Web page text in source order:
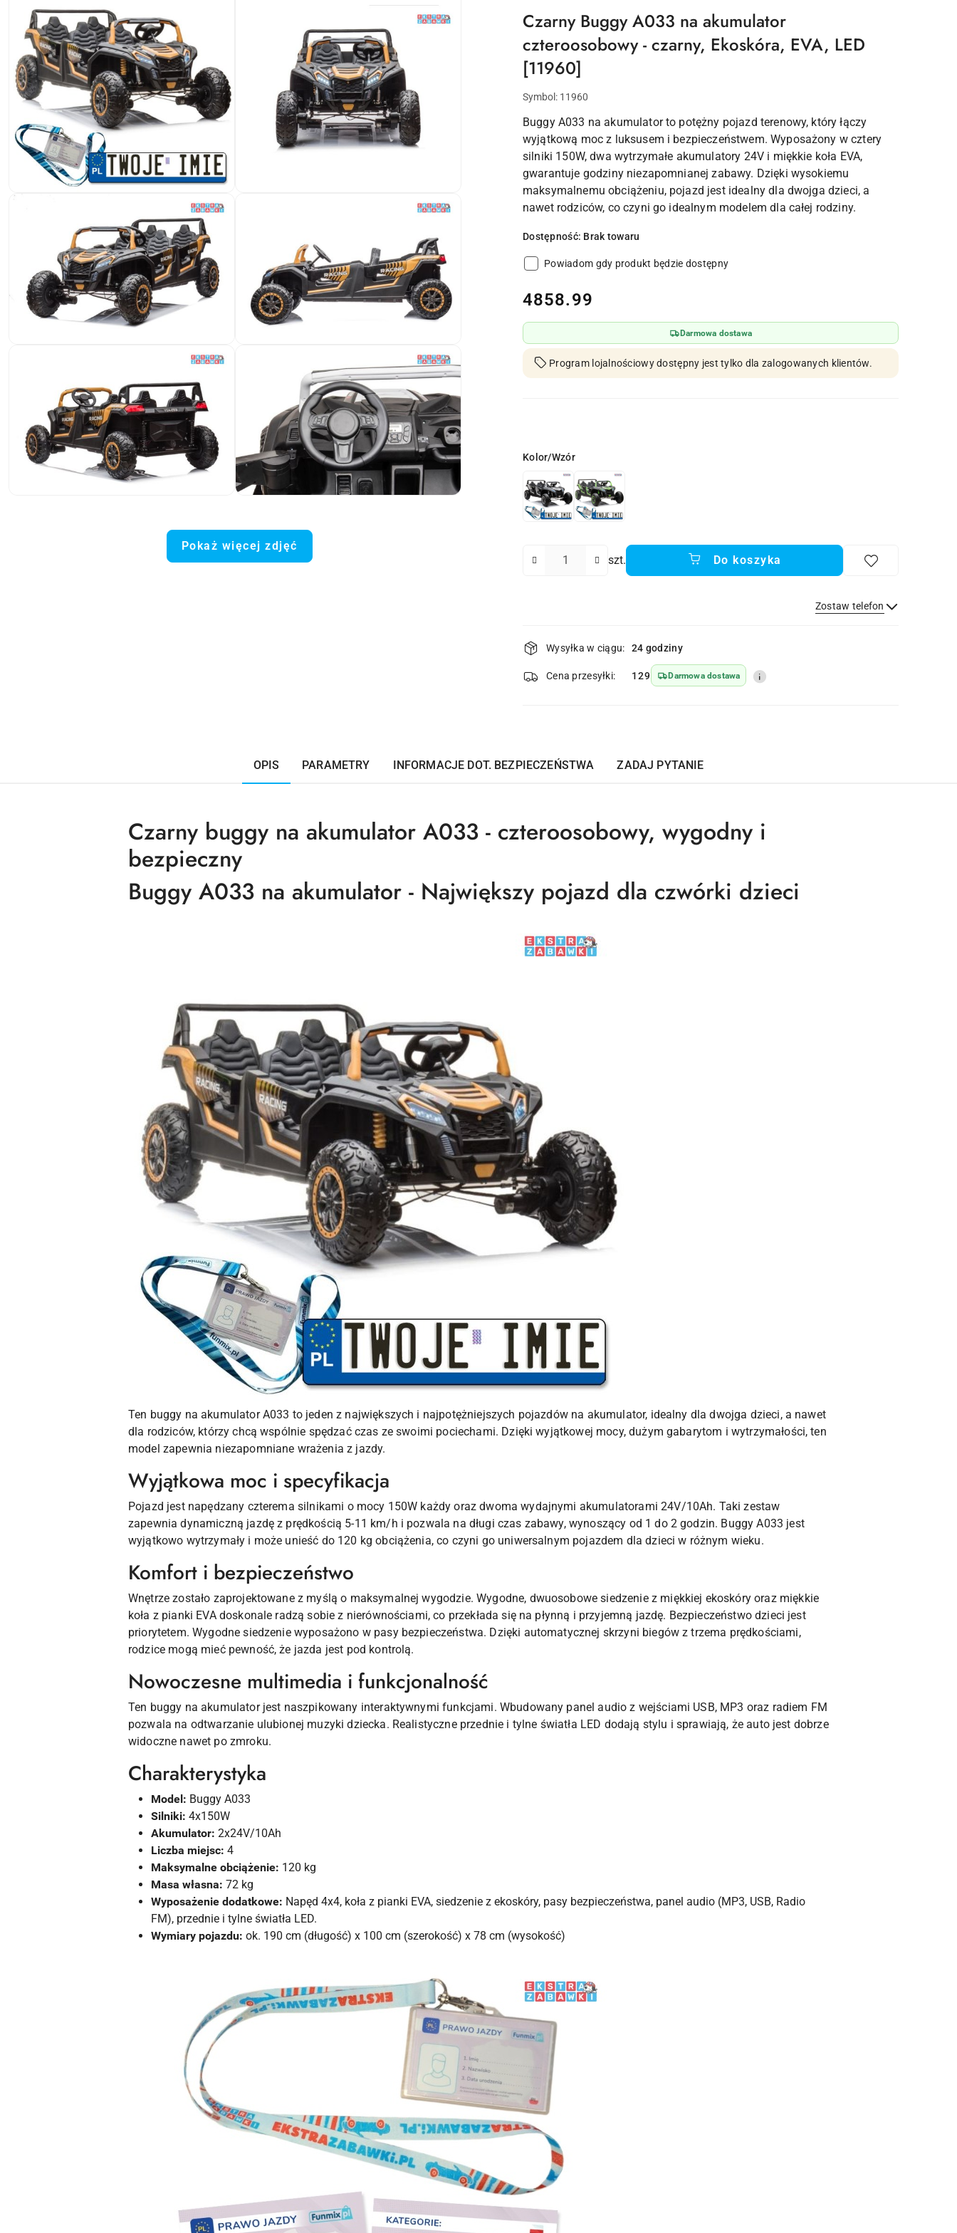
Pokaż więcej zdjęć
Czarny Buggy A033 na akumulator
czteroosobowy - czarny, Ekoskóra, EVA, LED
[11960]
Symbol: 11960
Buggy A033 na akumulator to potężny pojazd terenowy, który łączy
wyjątkową moc z luksusem i bezpieczeństwem. Wyposażony w cztery
silniki 150W, dwa wytrzymałe akumulatory 24V i miękkie koła EVA,
gwarantuje godziny niezapomnianej zabawy. Dzięki wysokiemu
maksymalnemu obciążeniu, pojazd jest idealny dla dwojga dzieci, a
nawet rodziców, co czyni go idealnym modelem dla całej rodziny.
Dostępność: Brak towaru
Powiadom gdy produkt będzie dostępny
cena:
4858.99
Darmowa dostawa
Program lojalnościowy dostępny jest tylko dla zalogowanych klientów.
Wariant
Kolor/Wzór
szt. Do koszyka
Zostaw telefon
Dostępność
i
dostawa
Wysyłka w ciągu: 24 godziny
Cena przesyłki: 129 Darmowa dostawa
OPIS PARAMETRY INFORMACJE DOT. BEZPIECZEŃSTWA ZADAJ PYTANIE
Czarny buggy na akumulator A033 - czteroosobowy, wygodny i
bezpieczny
Buggy A033 na akumulator - Największy pojazd dla czwórki dzieci
Ten buggy na akumulator A033 to jeden z największych i najpotężniejszych pojazdów na akumulator, idealny dla dwojga dzieci, a nawet
dla rodziców, którzy chcą wspólnie spędzać czas ze swoimi pociechami. Dzięki wyjątkowej mocy, dużym gabarytom i wytrzymałości, ten
model zapewnia niezapomniane wrażenia z jazdy.
Wyjątkowa moc i specyfikacja
Pojazd jest napędzany czterema silnikami o mocy 150W każdy oraz dwoma wydajnymi akumulatorami 24V/10Ah. Taki zestaw
zapewnia dynamiczną jazdę z prędkością 5-11 km/h i pozwala na długi czas zabawy, wynoszący od 1 do 2 godzin. Buggy A033 jest
wyjątkowo wytrzymały i może unieść do 120 kg obciążenia, co czyni go uniwersalnym pojazdem dla dzieci w różnym wieku.
Komfort i bezpieczeństwo
Wnętrze zostało zaprojektowane z myślą o maksymalnej wygodzie. Wygodne, dwuosobowe siedzenie z miękkiej ekoskóry oraz miękkie
koła z pianki EVA doskonale radzą sobie z nierównościami, co przekłada się na płynną i przyjemną jazdę. Bezpieczeństwo dzieci jest
priorytetem. Wygodne siedzenie wyposażono w pasy bezpieczeństwa. Dzięki automatycznej skrzyni biegów z trzema prędkościami,
rodzice mogą mieć pewność, że jazda jest pod kontrolą.
Nowoczesne multimedia i funkcjonalność
Ten buggy na akumulator jest naszpikowany interaktywnymi funkcjami. Wbudowany panel audio z wejściami USB, MP3 oraz radiem FM
pozwala na odtwarzanie ulubionej muzyki dziecka. Realistyczne przednie i tylne światła LED dodają stylu i sprawiają, że auto jest dobrze
widoczne nawet po zmroku.
Charakterystyka
Model: Buggy A033
Silniki: 4x150W
Akumulator: 2x24V/10Ah
Liczba miejsc: 4
Maksymalne obciążenie: 120 kg
Masa własna: 72 kg
Wyposażenie dodatkowe: Napęd 4x4, koła z pianki EVA, siedzenie z ekoskóry, pasy bezpieczeństwa, panel audio (MP3, USB, Radio
FM), przednie i tylne światła LED.
Wymiary pojazdu: ok. 190 cm (długość) x 100 cm (szerokość) x 78 cm (wysokość)